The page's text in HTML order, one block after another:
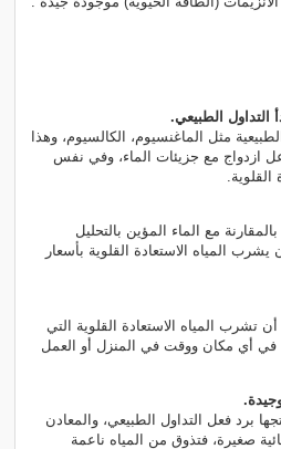
التداول الطبيعي.
مثل الماغنسيوم، الكالسيوم، وهذا
ازدواج مع جزيئات الماء، وفي نفس
مع الماء المؤين بالتحليل
المياه الاستعادة القلوية بأسعار
تشرب المياه الاستعادة القلوية التي
في أي مكان ووقت في المنزل أو العمل
برد فعل التداول الطبيعي، والمعادن
صغيرة، فتذوق من المياه ناعمة